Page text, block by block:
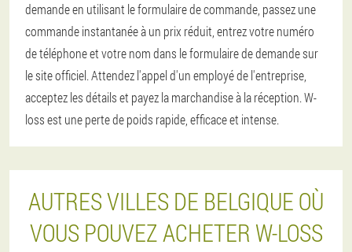
demande en utilisant le formulaire de commande, passez une
commande instantanée à un prix réduit, entrez votre numéro
de téléphone et votre nom dans le formulaire de demande sur
le site officiel. Attendez l'appel d'un employé de l'entreprise,
acceptez les détails et payez la marchandise à la réception. W-
loss est une perte de poids rapide, efficace et intense.
AUTRES VILLES DE BELGIQUE OÙ
VOUS POUVEZ ACHETER W-LOSS